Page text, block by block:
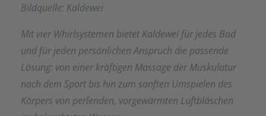
Bildquelle: Kaldewei
Mit vier Whirlsystemen bietet Kaldewei für jedes Bad
und für jeden persönlichen Anspruch die passende
Lösung: von einer kräftigen Massage der Muskulatur
nach dem Sport bis hin zum sanften Umspielen des
Körpers von perlenden, vorgewärmten Luftbläschen